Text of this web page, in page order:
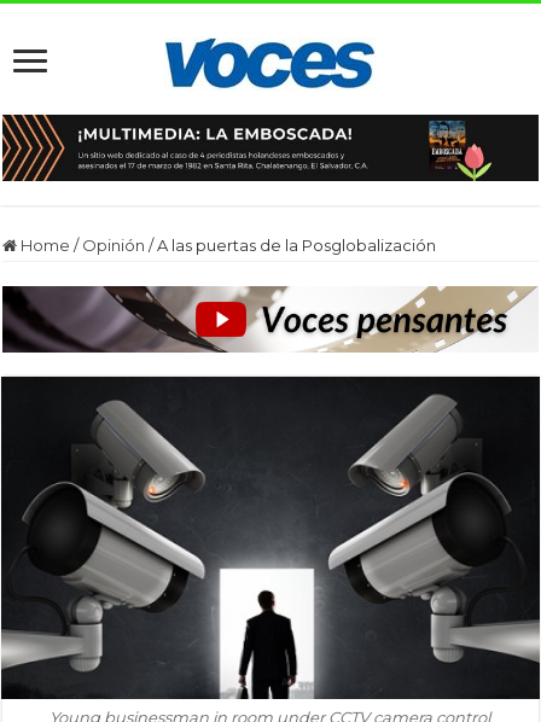
Home / Opinión /A las puertas de la Posglobalización
Young businessman in room under CCTV camera control